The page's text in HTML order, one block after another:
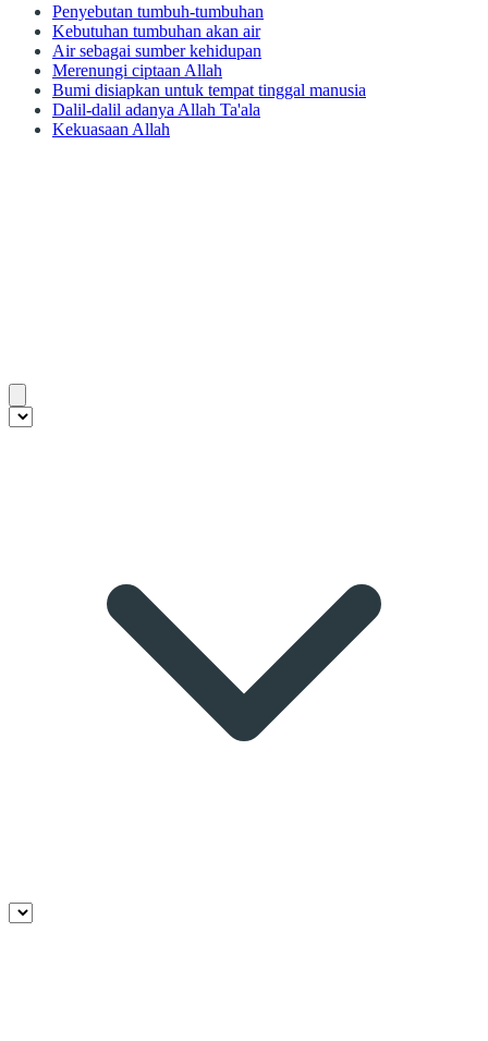
Penyebutan tumbuh-tumbuhan
Kebutuhan tumbuhan akan air
Air sebagai sumber kehidupan
Merenungi ciptaan Allah
Bumi disiapkan untuk tempat tinggal manusia
Dalil-dalil adanya Allah Ta'ala
Kekuasaan Allah